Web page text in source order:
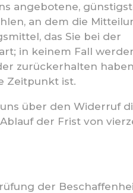
angebotene,
an dem die
das Sie bei der
in keinem Fall
zurückerhalten
Zeitpunkt ist.
über den Widerruf
der Frist von
der